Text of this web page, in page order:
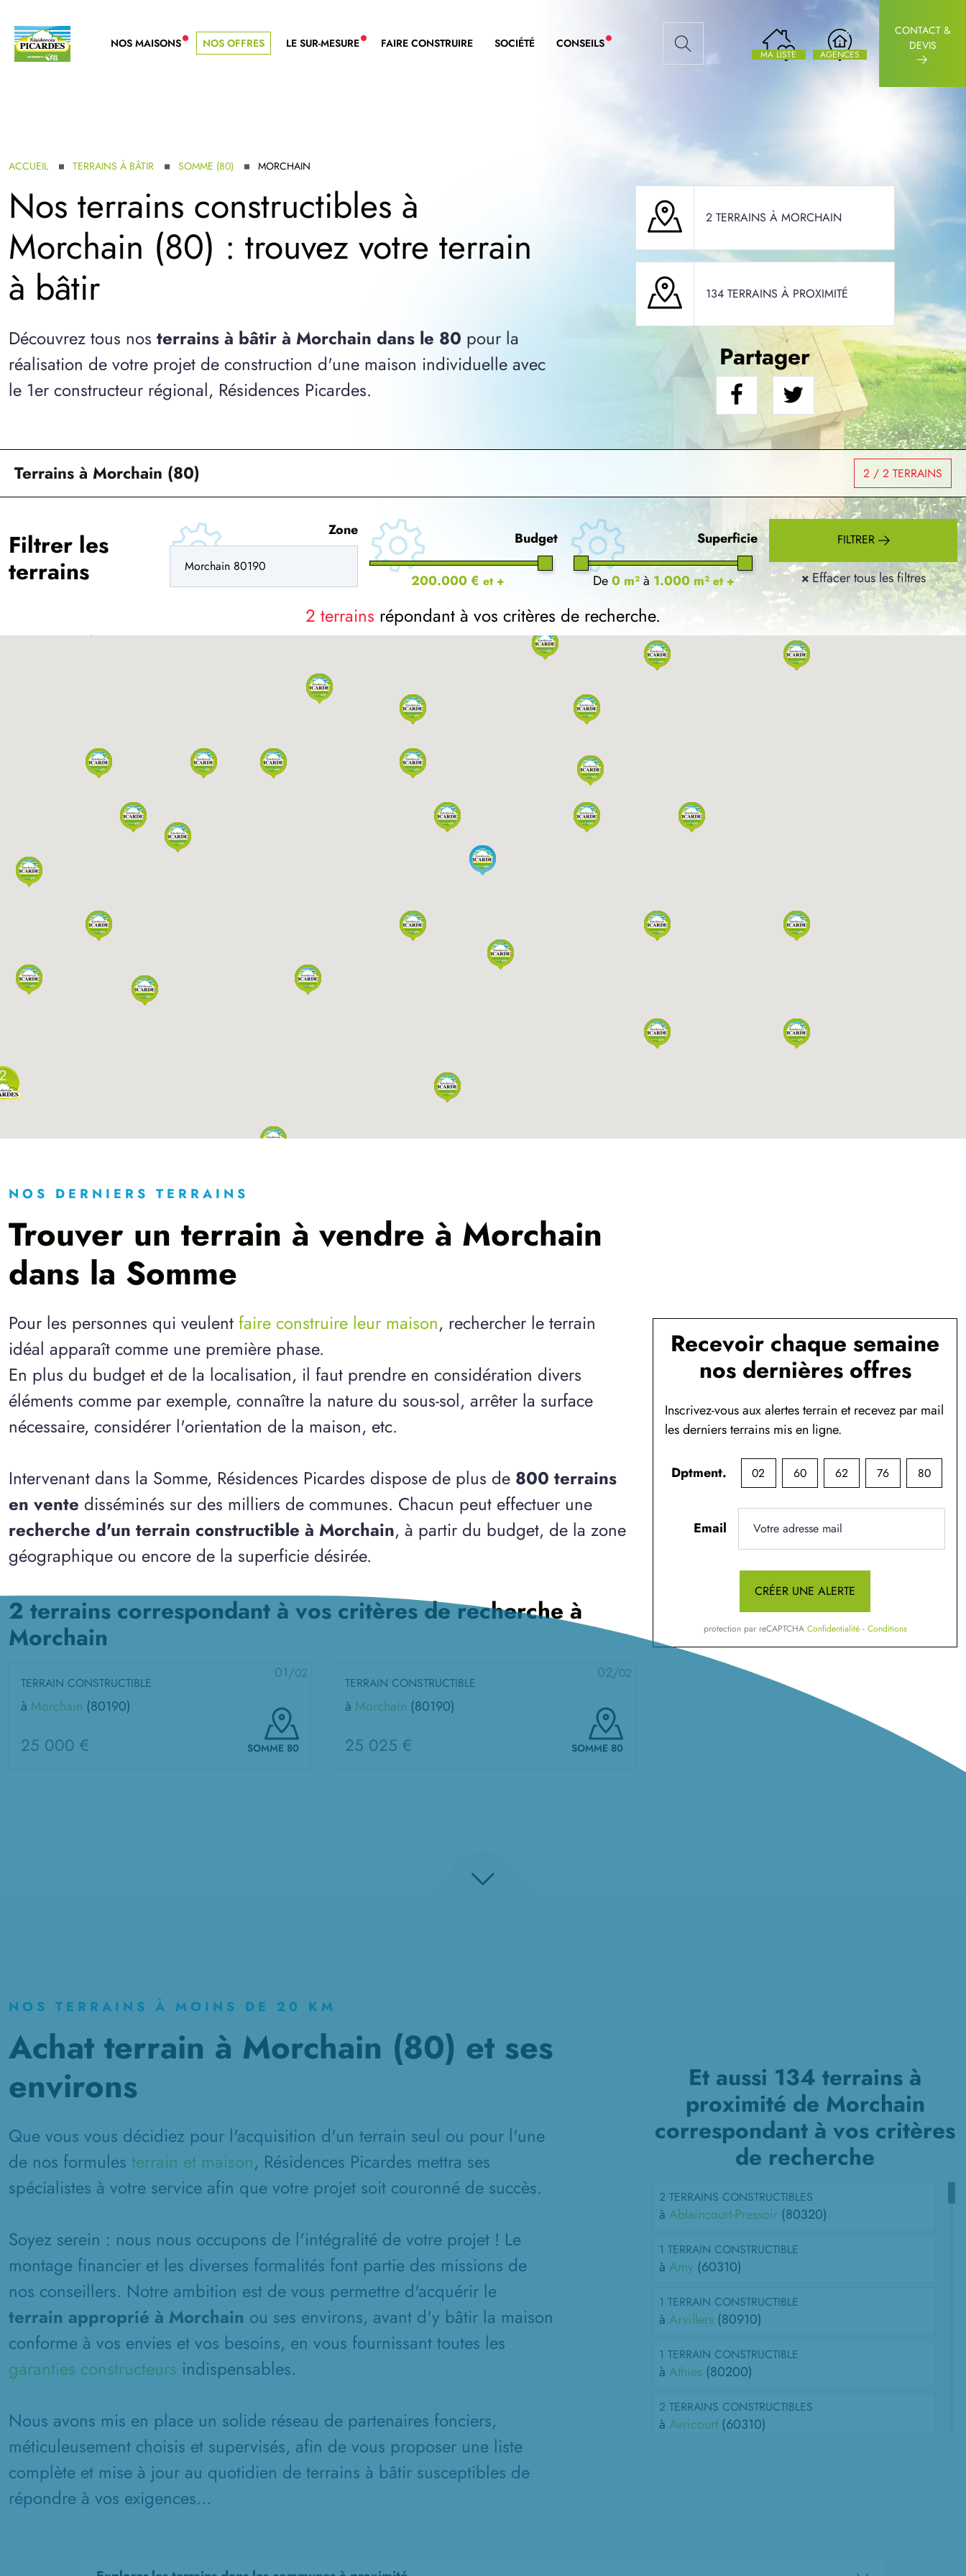
NOS MAISONS NOUVELLE GAMME
NOS OFFRES LE SUR-MESURE NOUVEAU SERVICE BDL EXTENSION
FAIRE CONSTRUIRE SOCIÉTÉ CONSEILS NOUVEAUX ARTICLES
MA LISTE AGENCES
CONTACT &
DEVIS
ACCUEIL TERRAINS À BÂTIR SOMME (80) MORCHAIN
Nos terrains constructibles à
Morchain (80) : trouvez votre terrain
à bâtir
Découvrez tous nos terrains à bâtir à Morchain dans le 80 pour la
réalisation de votre projet de construction d'une maison individuelle avec
le 1er constructeur régional, Résidences Picardes.
2 TERRAINS À MORCHAIN
134 TERRAINS À PROXIMITÉ
Partager
Terrains à Morchain (80) 2 / 2 TERRAINS
Filtrer les
terrains
Zone Budget
200.000 € et +
Superficie
De0 m²à 1.000 m² et +
FILTRER
× Effacer tous les filtres
2 terrains répondant à vos critères de recherche.
NOS DERNIERS TERRAINS
Trouver un terrain à vendre à Morchain
dans la Somme
Pour les personnes qui veulent faire construire leur maison, rechercher le terrain
idéal apparaît comme une première phase.
En plus du budget et de la localisation, il faut prendre en considération divers
éléments comme par exemple, connaître la nature du sous-sol, arrêter la surface
nécessaire, considérer l'orientation de la maison, etc.
Intervenant dans la Somme, Résidences Picardes dispose de plus de 800 terrains
en vente disséminés sur des milliers de communes. Chacun peut effectuer une
recherche d'un terrain constructible à Morchain, à partir du budget, de la zone
géographique ou encore de la superficie désirée.
2 terrains correspondant à vos critères de recherche à
Morchain
01/02
TERRAIN CONSTRUCTIBLE
à Morchain (80190)
25 000 € SOMME 80
02/02
TERRAIN CONSTRUCTIBLE
à Morchain (80190)
25 025 € SOMME 80
Recevoir chaque semaine
nos dernières offres
Inscrivez-vous aux alertes terrain et recevez par mail
les derniers terrains mis en ligne.
Dptment. 02 60 62 76 80
Email
CRÉER UNE ALERTE
protection par reCAPTCHA Confidentialité - Conditions
NOS TERRAINS À MOINS DE 20 KM
Achat terrain à Morchain (80) et ses
environs
Que vous vous décidiez pour l'acquisition d'un terrain seul ou pour l'une
de nos formules terrain et maison, Résidences Picardes mettra ses
spécialistes à votre service afin que votre projet soit couronné de succès.
Soyez serein : nous nous occupons de l'intégralité de votre projet ! Le
montage financier et les diverses formalités font partie des missions de
nos conseillers. Notre ambition est de vous permettre d'acquérir le
terrain approprié à Morchain ou ses environs, avant d'y bâtir la maison
conforme à vos envies et vos besoins, en vous fournissant toutes les
garanties constructeurs indispensables.
Nous avons mis en place un solide réseau de partenaires fonciers,
méticuleusement choisis et supervisés, afin de vous proposer une liste
complète et mise à jour au quotidien de terrains à bâtir susceptibles de
répondre à vos exigences...
Et aussi 134 terrains à
proximité de Morchain
correspondant à vos critères
de recherche
2 TERRAINS CONSTRUCTIBLES
à Ablaincourt-Pressoir (80320)
1 TERRAIN CONSTRUCTIBLE
à Amy (60310)
1 TERRAIN CONSTRUCTIBLE
à Arvillers (80910)
1 TERRAIN CONSTRUCTIBLE
à Athies (80200)
2 TERRAINS CONSTRUCTIBLES
à Avricourt (60310)